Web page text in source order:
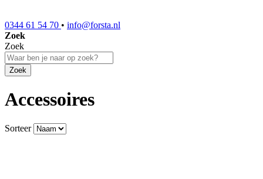
0344 61 54 70 • info@forsta.nl
Zoek
Zoek
Zoek
Accessoires
Sorteer